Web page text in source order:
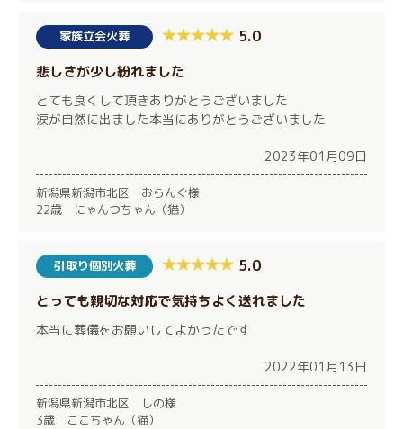
家族立会火葬 5.0
悲しさが少し紛れました
とても良くして頂きありがとうございました
涙が自然に出ました本当にありがとうございました
2023年01月09日
新潟県新潟市北区 おらんぐ様
22歳 にゃんつちゃん（猫）
引取り個別火葬 5.0
とっても親切な対応で気持ちよく送れました
本当に葬儀をお願いしてよかったです
2022年01月13日
新潟県新潟市北区 しの様
3歳 ここちゃん（猫）